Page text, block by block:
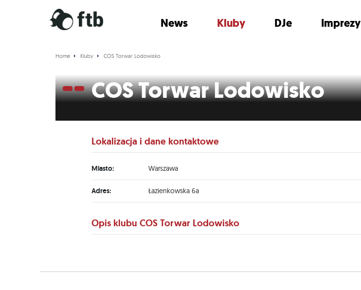
News Kluby DJe Imprezy
Home Kluby COS Torwar Lodowisko
COS Torwar Lodowisko
Lokalizacja i dane kontaktowe
Miasto: Warszawa
Adres: Łazienkowska 6a
Opis klubu COS Torwar Lodowisko